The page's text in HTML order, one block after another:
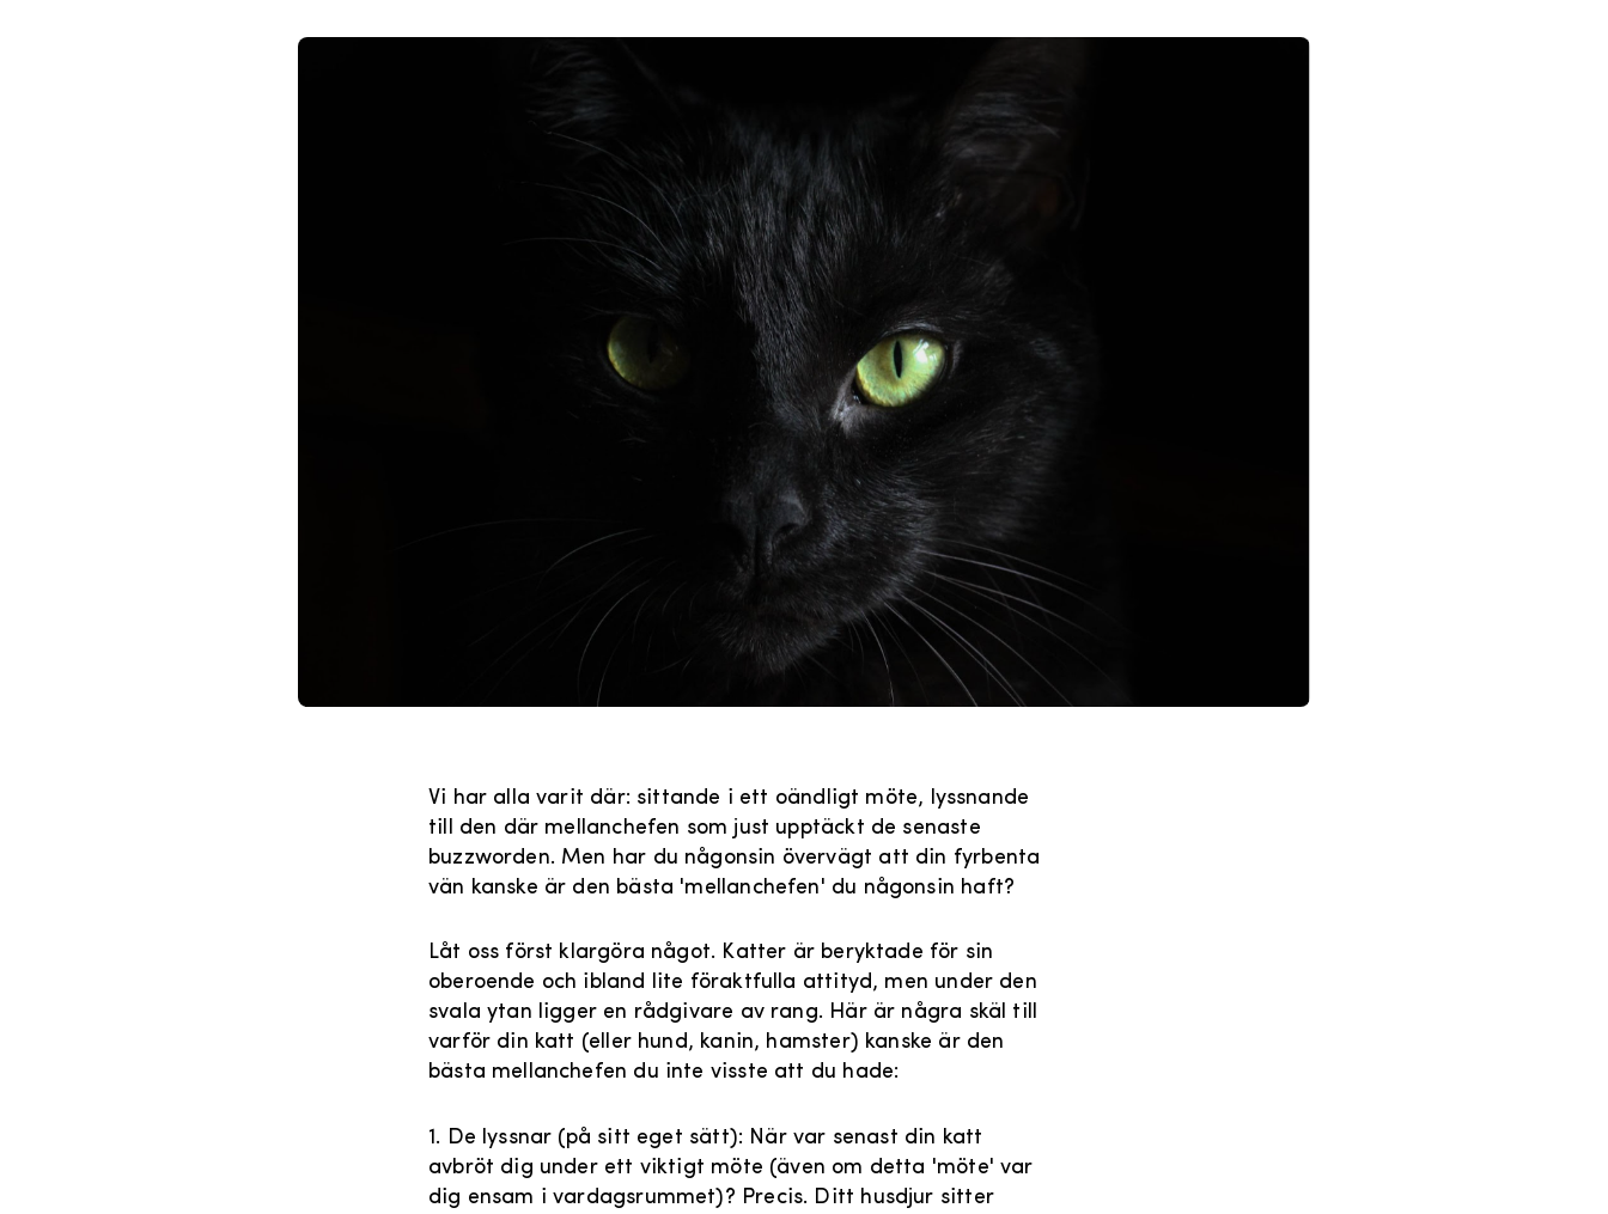
Vi har alla varit där: sittande i ett oändligt möte, lyssnande
till den där mellanchefen som just upptäckt de senaste
buzzworden. Men har du någonsin övervägt att din fyrbenta
vän kanske är den bästa 'mellanchefen' du någonsin haft?
Låt oss först klargöra något. Katter är beryktade för sin
oberoende och ibland lite föraktfulla attityd, men under den
svala ytan ligger en rådgivare av rang. Här är några skäl till
varför din katt (eller hund, kanin, hamster) kanske är den
bästa mellanchefen du inte visste att du hade:
1. De lyssnar (på sitt eget sätt): När var senast din katt
avbröt dig under ett viktigt möte (även om detta 'möte' var
dig ensam i vardagsrummet)? Precis. Ditt husdjur sitter